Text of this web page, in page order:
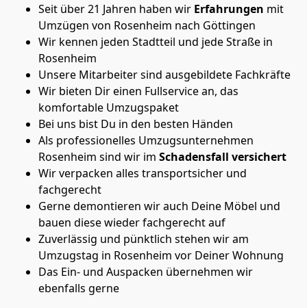
Seit über 21 Jahren haben wir Erfahrungen mit
Umzügen von Rosenheim nach Göttingen
Wir kennen jeden Stadtteil und jede Straße in
Rosenheim
Unsere Mitarbeiter sind ausgebildete Fachkräfte
Wir bieten Dir einen Fullservice an, das
komfortable Umzugspaket
Bei uns bist Du in den besten Händen
Als professionelles Umzugsunternehmen
Rosenheim sind wir im Schadensfall versichert
Wir verpacken alles transportsicher und
fachgerecht
Gerne demontieren wir auch Deine Möbel und
bauen diese wieder fachgerecht auf
Zuverlässig und pünktlich stehen wir am
Umzugstag in Rosenheim vor Deiner Wohnung
Das Ein- und Auspacken übernehmen wir
ebenfalls gerne